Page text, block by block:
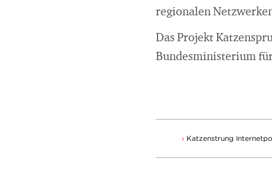
regionalen
Das Projekt
Bundesministerium
Katzenstrung